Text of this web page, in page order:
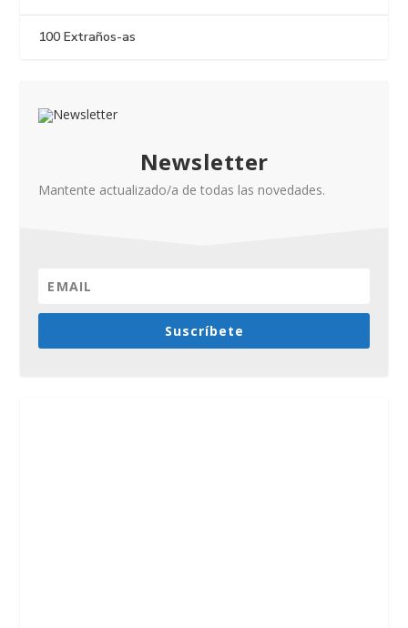
100 Extraños-as
Newsletter
Mantente actualizado/a de todas las novedades.
Suscríbete